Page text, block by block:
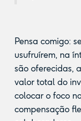
Pensa comigo:
usufruírem, na
são oferecidas,
valor total do
colocar o foco
compensação